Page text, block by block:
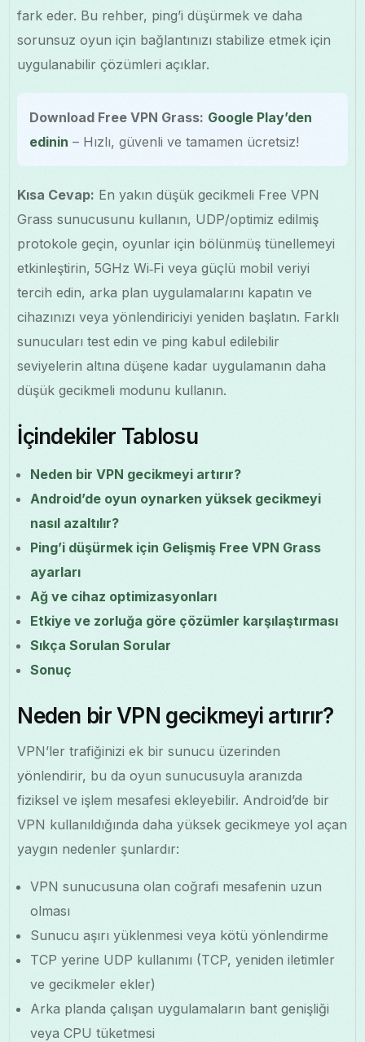
fark eder. Bu rehber, ping’i düşürmek ve daha
sorunsuz oyun için bağlantınızı stabilize etmek için
uygulanabilir çözümleri açıklar.
Download Free VPN Grass: Google Play’den
edinin – Hızlı, güvenli ve tamamen ücretsiz!
Kısa Cevap: En yakın düşük gecikmeli Free VPN
Grass sunucusunu kullanın, UDP/optimiz edilmiş
protokole geçin, oyunlar için bölünmüş tünellemeyi
etkinleştirin, 5GHz Wi‑Fi veya güçlü mobil veriyi
tercih edin, arka plan uygulamalarını kapatın ve
cihazınızı veya yönlendiriciyi yeniden başlatın. Farklı
sunucuları test edin ve ping kabul edilebilir
seviyelerin altına düşene kadar uygulamanın daha
düşük gecikmeli modunu kullanın.
İçindekiler Tablosu
Neden bir VPN gecikmeyi artırır?
Android’de oyun oynarken yüksek gecikmeyi
nasıl azaltılır?
Ping’i düşürmek için Gelişmiş Free VPN Grass
ayarları
Ağ ve cihaz optimizasyonları
Etkiye ve zorluğa göre çözümler karşılaştırması
Sıkça Sorulan Sorular
Sonuç
Neden bir VPN gecikmeyi artırır?
VPN’ler trafiğinizi ek bir sunucu üzerinden
yönlendirir, bu da oyun sunucusuyla aranızda
fiziksel ve işlem mesafesi ekleyebilir. Android’de bir
VPN kullanıldığında daha yüksek gecikmeye yol açan
yaygın nedenler şunlardır:
VPN sunucusuna olan coğrafi mesafenin uzun
olması
Sunucu aşırı yüklenmesi veya kötü yönlendirme
TCP yerine UDP kullanımı (TCP, yeniden iletimler
ve gecikmeler ekler)
Arka planda çalışan uygulamaların bant genişliği
veya CPU tüketmesi